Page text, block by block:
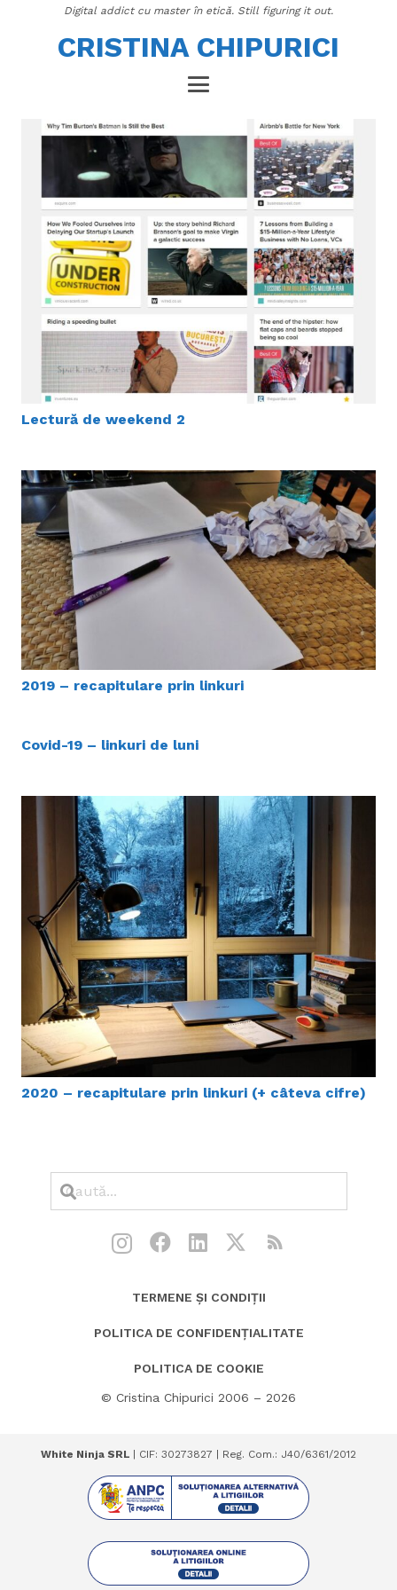
Digital addict cu master în etică. Still figuring it out.
CRISTINA CHIPURICI
Lectură de weekend 2
2019 – recapitulare prin linkuri
Covid-19 – linkuri de luni
2020 – recapitulare prin linkuri (+ câteva cifre)
TERMENE ȘI CONDIȚII
POLITICA DE CONFIDENȚIALITATE
POLITICA DE COOKIE
© Cristina Chipurici 2006 – 2026
White Ninja SRL | CIF: 30273827 | Reg. Com.: J40/6361/2012